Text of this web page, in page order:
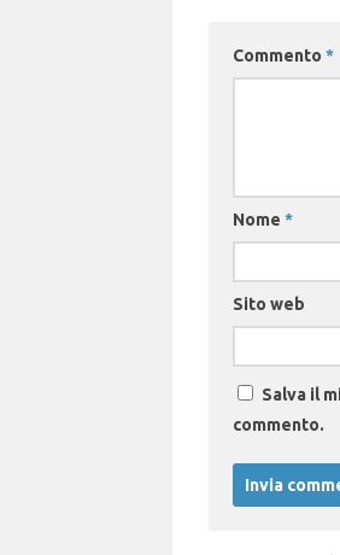
Commento *
Nome *
Sito web
Salva il
commento.